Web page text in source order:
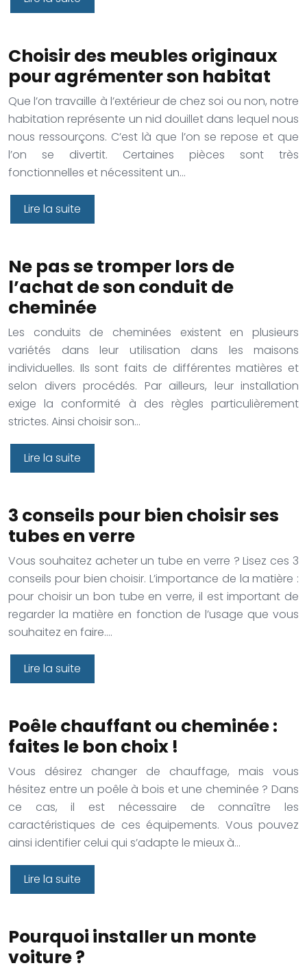
Choisir des meubles originaux
pour agrémenter son habitat
Que l’on travaille à l’extérieur de chez soi ou non, notre
habitation représente un nid douillet dans lequel nous
nous ressourçons. C’est là que l’on se repose et que
l’on se divertit. Certaines pièces sont très
fonctionnelles et nécessitent un…
Lire la suite
Ne pas se tromper lors de
l’achat de son conduit de
cheminée
Les conduits de cheminées existent en plusieurs
variétés dans leur utilisation dans les maisons
individuelles. Ils sont faits de différentes matières et
selon divers procédés. Par ailleurs, leur installation
exige la conformité à des règles particulièrement
strictes. Ainsi choisir son…
Lire la suite
3 conseils pour bien choisir ses
tubes en verre
Vous souhaitez acheter un tube en verre ? Lisez ces 3
conseils pour bien choisir. L’importance de la matière :
pour choisir un bon tube en verre, il est important de
regarder la matière en fonction de l’usage que vous
souhaitez en faire….
Lire la suite
Poêle chauffant ou cheminée :
faites le bon choix !
Vous désirez changer de chauffage, mais vous
hésitez entre un poêle à bois et une cheminée ? Dans
ce cas, il est nécessaire de connaître les
caractéristiques de ces équipements. Vous pouvez
ainsi identifier celui qui s’adapte le mieux à…
Lire la suite
Pourquoi installer un monte
voiture ?